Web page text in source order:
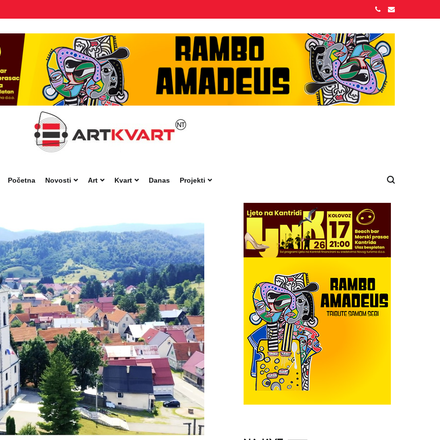
Početna
Novosti Art Kvart Danas Projekti